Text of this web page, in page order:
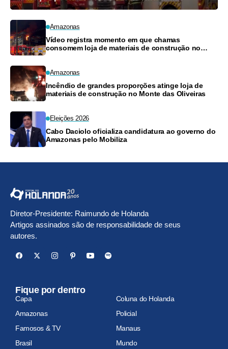
Amazonas
Vídeo registra momento em que chamas
consomem loja de materiais de construção no
Amazonas
Incêndio de grandes proporções atinge loja de
materiais de construção no Monte das Oliveiras
Eleições 2026
Cabo Daciolo oficializa candidatura ao governo do
Amazonas pelo Mobiliza
Diretor-Presidente: Raimundo de Holanda
Artigos assinados são de responsabilidade de seus
autores.
Fique por dentro
Capa
Coluna do Holanda
Amazonas
Policial
Famosos & TV
Manaus
Brasil
Mundo